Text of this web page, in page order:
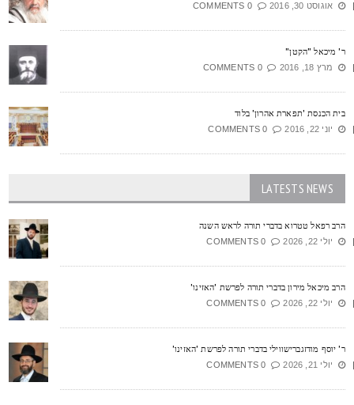
אוגוסט 30, 2016 0 COMMENTS
מיכאל "הקטן"
מרץ 18, 2016 0 COMMENTS
הכנסת 'תפארת אהרון' בלוד
יוני 22, 2016 0 COMMENTS
LATESTS NEWS
רפאל טטרוא בדברי תורה לראש השנה
יולי 22, 2026 0 COMMENTS
מיכאל מירון בדברי תורה לפרשת 'האזינו'
יולי 22, 2026 0 COMMENTS
יוסף מודזגברישווילי בדברי תורה לפרשת 'האזינו'
יולי 21, 2026 0 COMMENTS